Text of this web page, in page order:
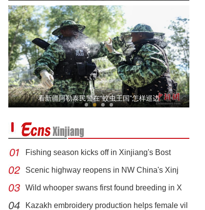
新疆：荒漠戈壁万余亩红柳花绽放
看新疆阿勒泰民警在“蚊虫王国”怎样巡边
Fishing season kicks off in Xinjiang's Bost
Scenic highway reopens in NW China's Xinj
Wild whooper swans first found breeding in X
Kazakh embroidery production helps female vil